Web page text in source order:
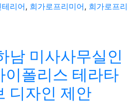
리어, 희가로프리미어, 희가로프리
남 미사사무실인
이폴리스 테라타
디자인 제안